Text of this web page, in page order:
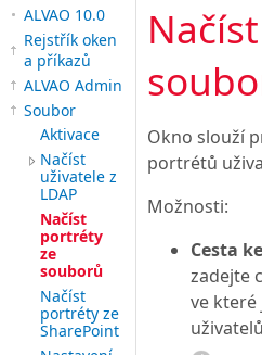
ALVAO 10.0
Rejstřík oken
a příkazů
ALVAO Admin
Soubor
Aktivace
Načíst
uživatele z
LDAP
Načíst
portréty
ze
souborů
Načíst
portréty ze
SharePoint
Okno slouží
portrétů
Možnosti:
Cesta
zadejte
ve